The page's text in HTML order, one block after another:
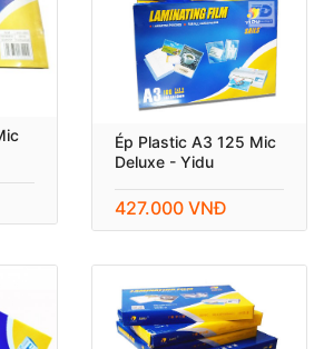
Ép Plastic A3 125 Mic
Deluxe - Yidu
427.000 VNĐ